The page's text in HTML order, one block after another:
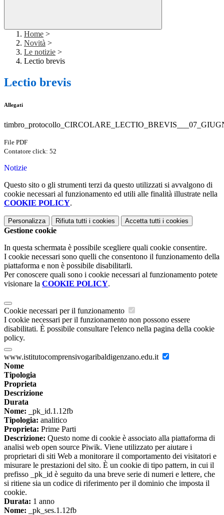
Home >
Novità >
Le notizie >
Lectio brevis
Lectio brevis
Allegati
File PDF
Contatore click: 52
Notizie
Questo sito o gli strumenti terzi da questo utilizzati si avvalgono di
cookie necessari al funzionamento ed utili alle finalità illustrate nella
COOKIE POLICY.
Personalizza Rifiuta tutti i cookies Accetta tutti i cookies
Gestione cookie
In questa schermata è possibile scegliere quali cookie consentire.
I cookie necessari sono quelli che consentono il funzionamento della
piattaforma e non è possibile disabilitarli.
Per conoscere quali sono i cookie necessari al funzionamento potete
visionare la COOKIE POLICY.
Cookie necessari per il funzionamento
I cookie necessari per il funzionamento non possono essere
disabilitati. È possibile consultare l'elenco nella pagina della cookie
policy.
www.istitutocomprensivogaribaldigenzano.edu.it
Nome
Tipologia
Proprieta
Descrizione
Durata
Nome: _pk_id.1.12fb
Tipologia: analitico
Proprieta: Prime Parti
Descrizione: Questo nome di cookie è associato alla piattaforma di
analisi web open source Piwik. Viene utilizzato per aiutare i
proprietari di siti Web a monitorare il comportamento dei visitatori e
misurare le prestazioni del sito. È un cookie di tipo pattern, in cui il
prefisso _pk_id è seguito da una breve serie di numeri e lettere, che
si ritiene sia un codice di riferimento per il dominio che imposta il
cookie.
Durata: 1 anno
Nome: _pk_ses.1.12fb